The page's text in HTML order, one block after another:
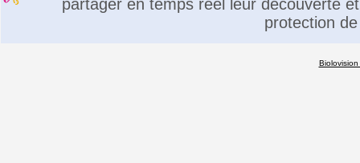
partager en temps réel leur découverte
protection
Biolovision